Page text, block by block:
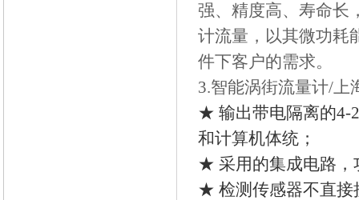
强、精度高、寿命长
计流量，以其微功耗
件下客户的需求。
3.智能涡街流量计/上
★ 输出带电隔离的4-
和计算机体统；
★ 采用的集成电路
★ 检测传感器不直接